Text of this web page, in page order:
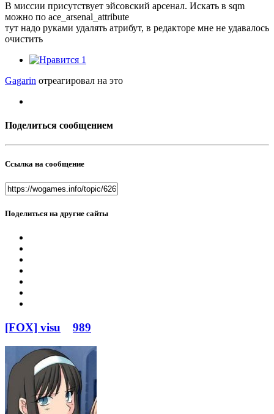
В миссии присутствует эйсовский арсенал. Искать в sqm
можно по ace_arsenal_attribute
тут надо руками удалять атрибут, в редакторе мне не удавалось
очистить
1
Gagarin отреагировал на это
Поделиться сообщением
Ссылка на сообщение
Поделиться на другие сайты
[FOX] visu 989